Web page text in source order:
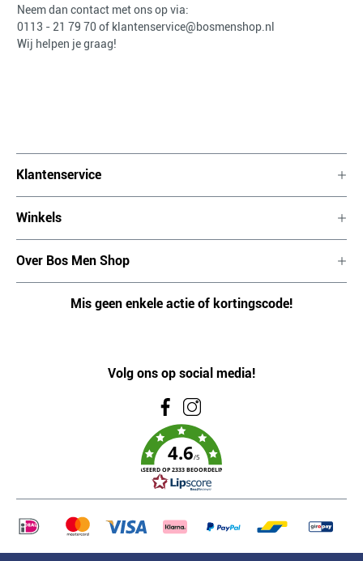
Neem dan contact met ons op via:
0113 - 21 79 70 of klantenservice@bosmenshop.nl
Wij helpen je graag!
Klantenservice
Winkels
Over Bos Men Shop
Mis geen enkele actie of kortingscode!
Volg ons op social media!
4.6/5
GEBASEERD OP 2333 BEOORDELINGEN